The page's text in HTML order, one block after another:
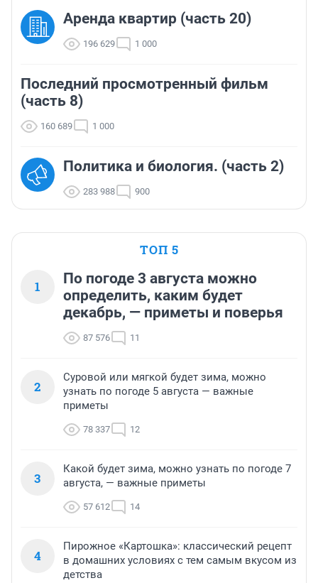
Аренда квартир (часть 20)
196 629 1 000
Последний просмотренный фильм
(часть 8)
160 689 1 000
Политика и биология. (часть 2)
283 988 900
ТОП 5
1
По погоде 3 августа можно
определить, каким будет
декабрь, — приметы и поверья
87 576 11
2
Суровой или мягкой будет зима, можно
узнать по погоде 5 августа — важные
приметы
78 337 12
3
Какой будет зима, можно узнать по погоде 7
августа, — важные приметы
57 612 14
4
Пирожное «Картошка»: классический рецепт
в домашних условиях с тем самым вкусом из
детства